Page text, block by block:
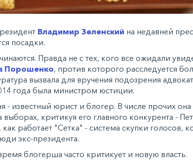
Владимир Зеленский на недавней
посадки.
Правда не с тех, кого все ожидали
Порошенко, против которого расследуется
вызвала для вручения подозрения
года была министром юстиции.
- известный юрист и блогер. В числе прочих
выборах, критикуя его главного конкурента -
как работает "Сетка" - система скупки голосов,
экс-президента.
блогерша часто критикует и новую власть.